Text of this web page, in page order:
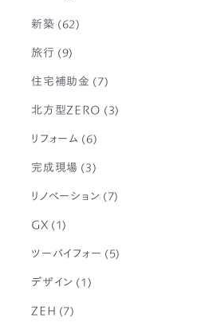
新築 (62)
旅行 (9)
住宅補助金 (7)
北方型ZERO (3)
リフォーム (6)
完成現場 (3)
リノベーション (7)
GX (1)
ツーバイフォー (5)
デザイン (1)
ZEH (7)